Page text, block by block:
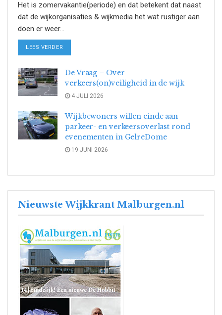
Het is zomervakantie(periode) en dat betekent dat naast
dat de wijkorganisaties & wijkmedia het wat rustiger aan
doen er weer...
LEES VERDER
De Vraag – Over
verkeers(on)veiligheid in de wijk
4 JULI 2026
Wijkbewoners willen einde aan
parkeer- en verkeersoverlast rond
evenementen in GelreDome
19 JUNI 2026
Nieuwste Wijkkrant Malburgen.nl